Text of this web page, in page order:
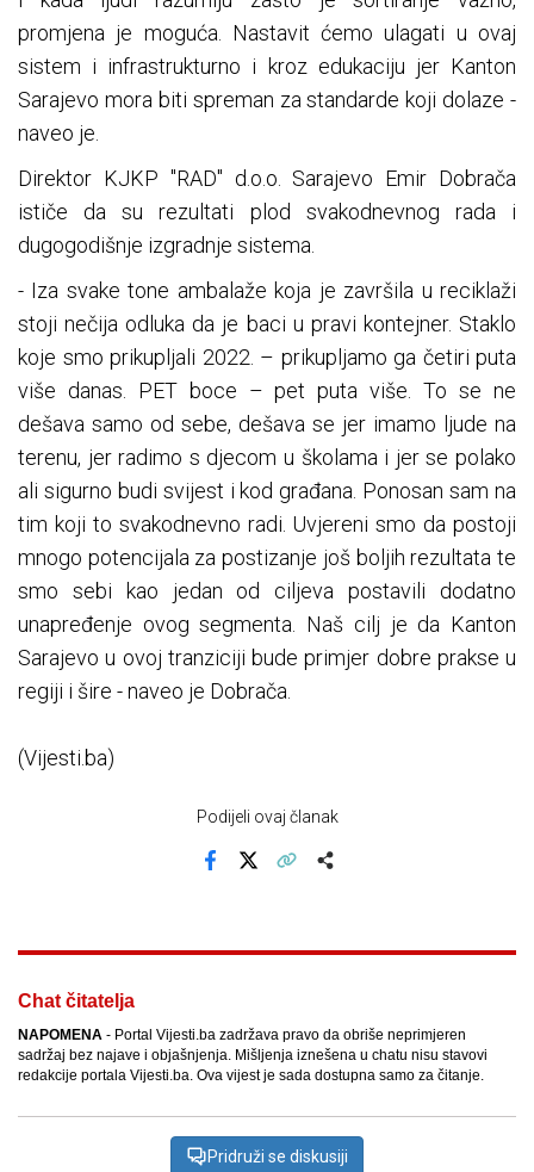
promjena je moguća. Nastavit ćemo ulagati u ovaj
sistem i infrastrukturno i kroz edukaciju jer Kanton
Sarajevo mora biti spreman za standarde koji dolaze -
naveo je.
Direktor KJKP "RAD" d.o.o. Sarajevo Emir Dobrača
ističe da su rezultati plod svakodnevnog rada i
dugogodišnje izgradnje sistema.
- Iza svake tone ambalaže koja je završila u reciklaži
stoji nečija odluka da je baci u pravi kontejner. Staklo
koje smo prikupljali 2022. – prikupljamo ga četiri puta
više danas. PET boce – pet puta više. To se ne
dešava samo od sebe, dešava se jer imamo ljude na
terenu, jer radimo s djecom u školama i jer se polako
ali sigurno budi svijest i kod građana. Ponosan sam na
tim koji to svakodnevno radi. Uvjereni smo da postoji
mnogo potencijala za postizanje još boljih rezultata te
smo sebi kao jedan od ciljeva postavili dodatno
unapređenje ovog segmenta. Naš cilj je da Kanton
Sarajevo u ovoj tranziciji bude primjer dobre prakse u
regiji i šire - naveo je Dobrača.
(Vijesti.ba)
Podijeli ovaj članak
Chat čitatelja
NAPOMENA - Portal Vijesti.ba zadržava pravo da obriše neprimjeren
sadržaj bez najave i objašnjenja. Mišljenja iznešena u chatu nisu stavovi
redakcije portala Vijesti.ba. Ova vijest je sada dostupna samo za čitanje.
Pridruži se diskusiji